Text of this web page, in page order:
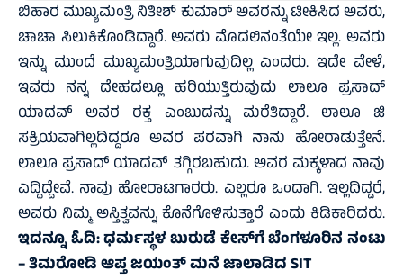
ಬಿಹಾರ ಮುಖ್ಯಮಂತ್ರಿ ನಿತೀಶ್ ಕುಮಾರ್ ಅವರನ್ನು ಟೀಕಿಸಿದ ಅವರು,
ಚಾಚಾ ಸಿಲುಕಿಕೊಂಡಿದ್ದಾರೆ. ಅವರು ಮೊದಲಿನಂತೆಯೇ ಇಲ್ಲ. ಅವರು
ಇನ್ನು ಮುಂದೆ ಮುಖ್ಯಮಂತ್ರಿಯಾಗುವುದಿಲ್ಲ ಎಂದರು. ಇದೇ ವೇಳೆ,
ಇವರು ನನ್ನ ದೇಹದಲ್ಲೂ ಹರಿಯುತ್ತಿರುವುದು ಲಾಲೂ ಪ್ರಸಾದ್
ಯಾದವ್ ಅವರ ರಕ್ತ ಎಂಬುದನ್ನು ಮರೆತಿದ್ದಾರೆ. ಲಾಲೂ ಜಿ
ಸಕ್ರಿಯವಾಗಿಲ್ಲದಿದ್ದರೂ ಅವರ ಪರವಾಗಿ ನಾನು ಹೋರಾಡುತ್ತೇನೆ.
ಲಾಲೂ ಪ್ರಸಾದ್ ಯಾದವ್ ತಗ್ಗಿರಬಹುದು. ಅವರ ಮಕ್ಕಳಾದ ನಾವು
ಎದ್ದಿದ್ದೇವೆ. ನಾವು ಹೋರಾಟಗಾರರು. ಎಲ್ಲರೂ ಒಂದಾಗಿ. ಇಲ್ಲದಿದ್ದರೆ,
ಅವರು ನಿಮ್ಮ ಅಸ್ತಿತ್ವವನ್ನು ಕೊನೆಗೊಳಿಸುತ್ತಾರೆ ಎಂದು ಕಿಡಿಕಾರಿದರು.
ಇದನ್ನೂ ಓದಿ:ಧರ್ಮಸ್ಥಳ ಬುರುಡೆ ಕೇಸ್‌ಗೆ ಬೆಂಗಳೂರಿನ ನಂಟು
– ತಿಮರೋಡಿ ಆಪ್ತ ಜಯಂತ್ ಮನೆ ಜಾಲಾಡಿದ SIT